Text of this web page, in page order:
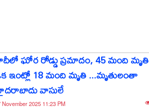
ఘోర రోడ్డు ప్రమాదం, 45 మంది మృతి
ఇంట్లో 18 మంది మృతి ...మృతులంతా
వాసులే
November 2025 11:23 PM